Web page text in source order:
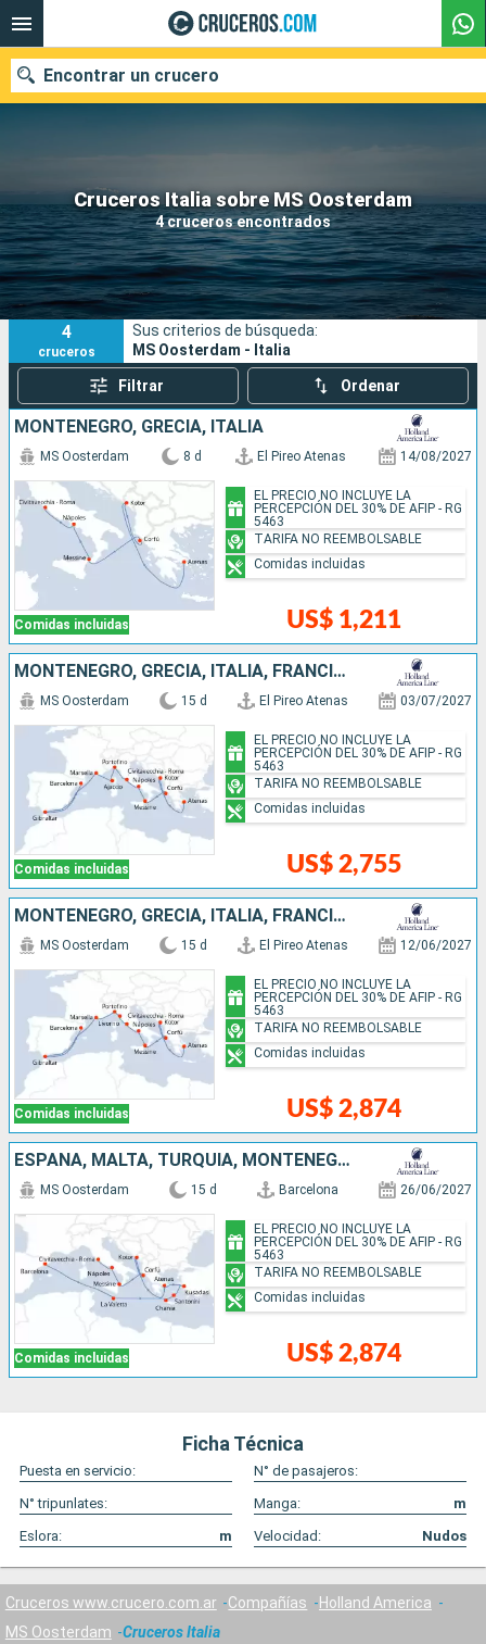
Cruceros Italia sobre MS Oosterdam
4 cruceros encontrados
Encontrar un crucero
Nuestros destinos
Fecha de salida
Puertos Compañías
Buscar
4
cruceros
Sus criterios de búsqueda:
MS Oosterdam - Italia
Filtrar Ordenar
MONTENEGRO, GRECIA, ITALIA
Comidas incluidas
MS Oosterdam 8 d El Pireo Atenas 14/08/2027
US$ 1,211
EL PRECIO NO INCLUYE LA
PERCEPCIÓN DEL 30% DE AFIP - RG
5463
TARIFA NO REEMBOLSABLE
Comidas incluidas
MONTENEGRO, GRECIA, ITALIA, FRANCIA, ESPAÑA
Comidas incluidas
MS Oosterdam 15 d El Pireo Atenas 03/07/2027
US$ 2,755
EL PRECIO NO INCLUYE LA
PERCEPCIÓN DEL 30% DE AFIP - RG
5463
TARIFA NO REEMBOLSABLE
Comidas incluidas
MONTENEGRO, GRECIA, ITALIA, FRANCIA, ESPAÑA
Comidas incluidas
MS Oosterdam 15 d El Pireo Atenas 12/06/2027
US$ 2,874
EL PRECIO NO INCLUYE LA
PERCEPCIÓN DEL 30% DE AFIP - RG
5463
TARIFA NO REEMBOLSABLE
Comidas incluidas
ESPAÑA, MALTA, TURQUÍA, MONTENEGRO, GRECIA, ITALIA
Comidas incluidas
MS Oosterdam 15 d Barcelona 26/06/2027
US$ 2,874
EL PRECIO NO INCLUYE LA
PERCEPCIÓN DEL 30% DE AFIP - RG
5463
TARIFA NO REEMBOLSABLE
Comidas incluidas
Ficha Técnica
Puesta en servicio:
N° de pasajeros:
N° tripunlates:
Manga:
m
Eslora:
m Velocidad: Nudos
Cruceros www.crucero.com.ar Compañías
Holland America
MS Oosterdam
Cruceros Italia